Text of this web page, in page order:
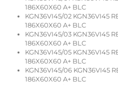
186X60X60 A+ BLC
KGN36VI45/02 KGN36VI45
186X60X60 A+ BLC
KGN36VI45/03 KGN36VI45
186X60X60 A+ BLC
KGN36VI45/05 KGN36VI45
186X60X60 A+ BLC
KGN36VI45/06 KGN36VI45
186X60X60 A+ BLC